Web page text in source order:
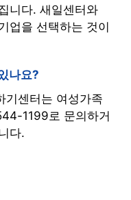
니다. 새일센터와
업을 선택하는 것이
나요?
기센터는 여성가족
1199로 문의하거
다.